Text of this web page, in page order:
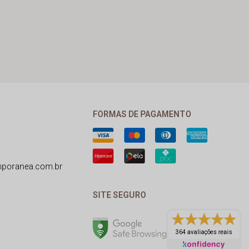
FORMAS DE PAGAMENTO
SITE SEGURO
364 avaliações reais